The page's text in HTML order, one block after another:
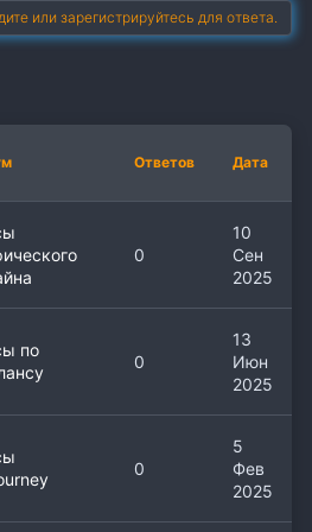
или зарегистрируйтесь для ответа.
Ответов Дата
0
10
Сен
2025
по
0
13
Июн
2025
0
5
Фев
2025